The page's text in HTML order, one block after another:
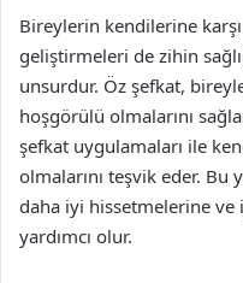
Bireylerin kendilerine
geliştirmeleri de zihin
unsurdur. Öz şefkat,
hoşgörülü olmalarını
şefkat uygulamaları ile
olmalarını teşvik eder.
daha iyi hissetmelerine ve
yardımcı olur.